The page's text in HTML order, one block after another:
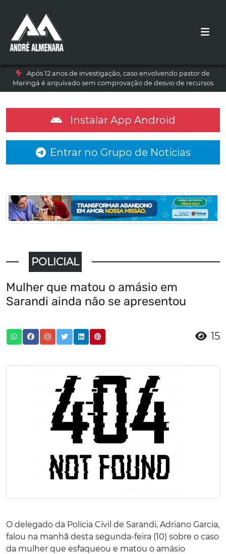
Após 12 anos de investigação, caso envolvendo pastor de
Maringá é arquivado sem comprovação de desvio de recursos
Instalar App Android
Entrar no Grupo de Notícias
POLICIAL
Mulher que matou o amásio em
Sarandi ainda não se apresentou
15
O delegado da Polícia Civil de Sarandi, Adriano Garcia,
falou na manhã desta segunda-feira (10) sobre o caso
da mulher que esfaqueou e matou o amásio